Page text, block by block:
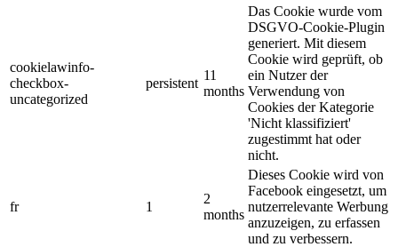
cookielawinfo-
checkbox-
uncategorized
persistent
11
months
Das Cookie wurde vom
DSGVO-Cookie-Plugin
generiert. Mit diesem
Cookie wird geprüft, ob
ein Nutzer der
Verwendung von
Cookies der Kategorie
'Nicht klassifiziert'
zugestimmt hat oder
nicht.
fr 1
2
months
Dieses Cookie wird von
Facebook eingesetzt, um
nutzerrelevante Werbung
anzuzeigen, zu erfassen
und zu verbessern.